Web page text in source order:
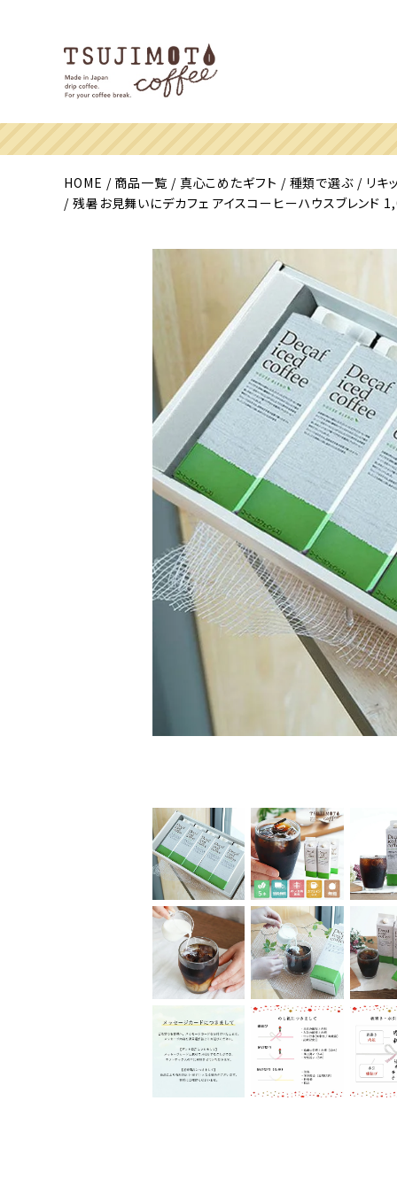
HOME 商品一覧 真心こめたギフト 種類で選ぶ
リキ
残暑お見舞いにデカフェ アイスコーヒーハウスブレンド